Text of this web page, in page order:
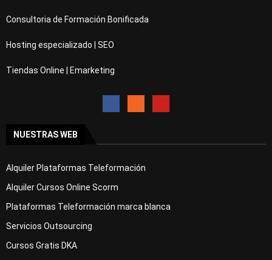
Consultoria de Formación Bonificada
Hosting especializado | SEO
Tiendas Online | Emarketing
NUESTRAS WEB
Alquiler Plataformas Teleformación
Alquiler Cursos Online Scorm
Plataformas Teleformación marca blanca
Servicios Outsourcing
Cursos Gratis DKA